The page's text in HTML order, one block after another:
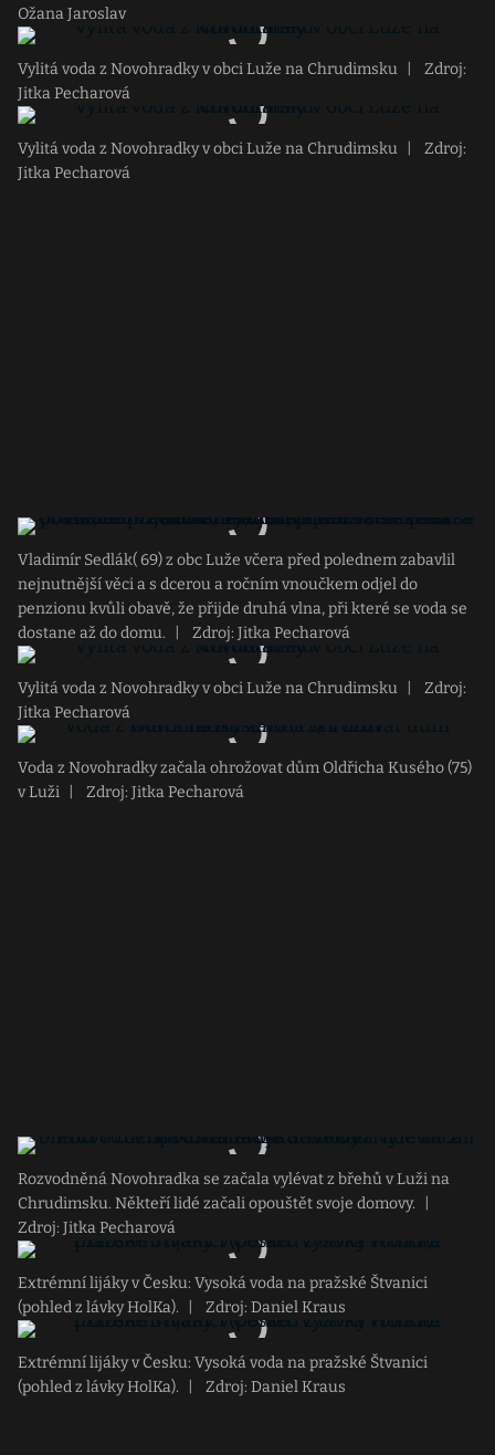
Ožana Jaroslav
Vylitá voda z Novohradky v obci Luže na Chrudimsku
Zdroj:
Jitka Pecharová
Vylitá voda z Novohradky v obci Luže na Chrudimsku
Zdroj:
Jitka Pecharová
Vladimír Sedlák( 69) z obc Luže včera před polednem zabavlil
nejnutnější věci a s dcerou a ročním vnoučkem odjel do
penzionu kvůli obavě, že přijde druhá vlna, při které se voda se
dostane až do domu.
Zdroj: Jitka Pecharová
Vylitá voda z Novohradky v obci Luže na Chrudimsku
Zdroj:
Jitka Pecharová
Voda z Novohradky začala ohrožovat dům Oldřicha Kusého (75)
v Luži
Zdroj: Jitka Pecharová
Rozvodněná Novohradka se začala vylévat z břehů v Luži na
Chrudimsku. Někteří lidé začali opouštět svoje domovy.
Zdroj: Jitka Pecharová
Extrémní lijáky v Česku: Vysoká voda na pražské Štvanici
(pohled z lávky HolKa).
Zdroj: Daniel Kraus
Extrémní lijáky v Česku: Vysoká voda na pražské Štvanici
(pohled z lávky HolKa).
Zdroj: Daniel Kraus